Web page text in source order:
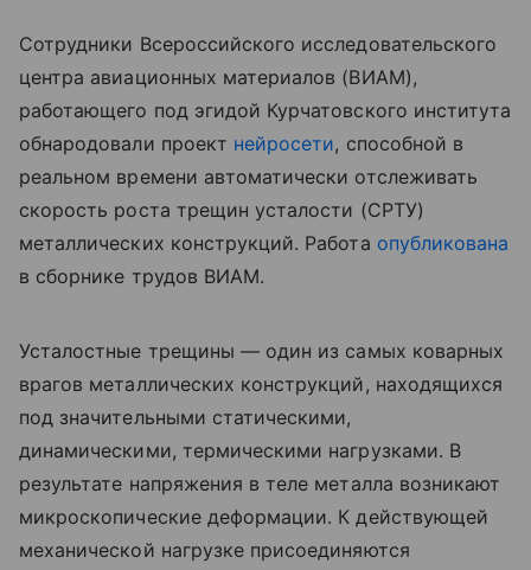
Сотрудники Всероссийского исследовательского
центра авиационных материалов (ВИАМ),
работающего под эгидой Курчатовского института
обнародовали проект нейросети, способной в
реальном времени автоматически отслеживать
скорость роста трещин усталости (СРТУ)
металлических конструкций. Работа опубликована
в сборнике трудов ВИАМ.
Усталостные трещины — один из самых коварных
врагов металлических конструкций, находящихся
под значительными статическими,
динамическими, термическими нагрузками. В
результате напряжения в теле металла возникают
микроскопические деформации. К действующей
механической нагрузке присоединяются